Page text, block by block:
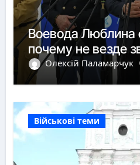
Воевода Люблина
почему не везде
Олексій Паламарчук
Військові теми